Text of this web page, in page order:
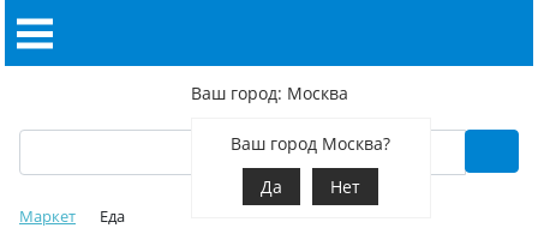
Ваш город: Москва
Ваш город Москва?
Да
Нет
Маркет Еда